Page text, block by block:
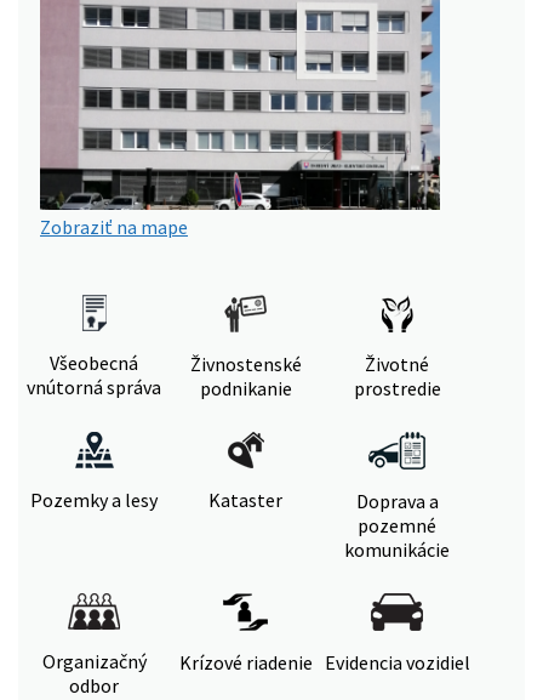
Zobraziť na mape
Všeobecná
vnútorná správa
Živnostenské
podnikanie
Životné
prostredie
Pozemky a lesy Kataster
Doprava a
pozemné
komunikácie
Organizačný
odbor
Krízové riadenie Evidencia vozidiel